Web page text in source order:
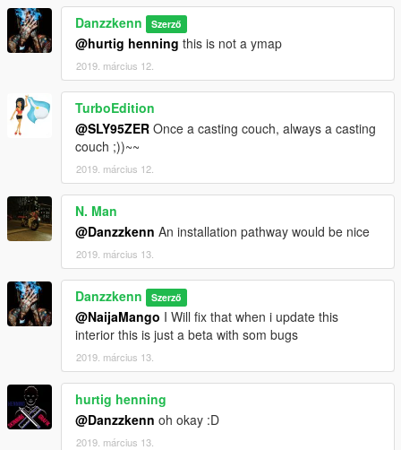
Danzzkenn Szerző
@hurtig henning this is not a ymap
2019. március 12.
TurboEdition
@SLY95ZER Once a casting couch, always a casting
couch ;))~~
2019. március 12.
N. Man
@Danzzkenn An installation pathway would be nice
2019. március 13.
Danzzkenn Szerző
@NaijaMango I Will fix that when i update this
interior this is just a beta with som bugs
2019. március 13.
hurtig henning
@Danzzkenn oh okay :D
2019. március 13.